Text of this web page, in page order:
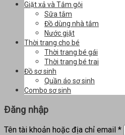
Giặt xả và Tắm gội
Sữa tắm
Đồ dùng nhà tắm
Nước giặt
Thời trang cho bé
Thời trang bé gái
Thời trang bé trai
Đồ sơ sinh
Quần áo sơ sinh
Combo sơ sinh
Đăng nhập
Tên tài khoản hoặc địa chỉ email *